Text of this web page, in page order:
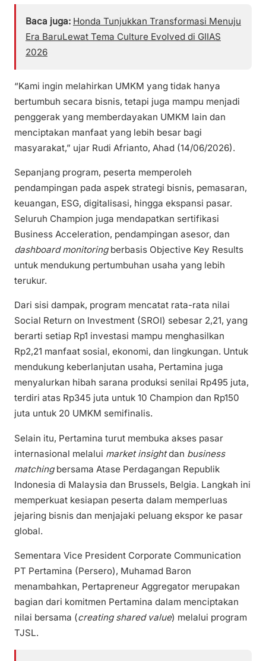
Baca juga: Honda Tunjukkan Transformasi Menuju
Era BaruLewat Tema Culture Evolved di GIIAS
2026
“Kami ingin melahirkan UMKM yang tidak hanya
bertumbuh secara bisnis, tetapi juga mampu menjadi
penggerak yang memberdayakan UMKM lain dan
menciptakan manfaat yang lebih besar bagi
masyarakat,” ujar Rudi Afrianto, Ahad (14/06/2026).
Sepanjang program, peserta memperoleh
pendampingan pada aspek strategi bisnis, pemasaran,
keuangan, ESG, digitalisasi, hingga ekspansi pasar.
Seluruh Champion juga mendapatkan sertifikasi
Business Acceleration, pendampingan asesor, dan
dashboard monitoringberbasis Objective Key Results
untuk mendukung pertumbuhan usaha yang lebih
terukur.
Dari sisi dampak, program mencatat rata-rata nilai
Social Return on Investment (SROI) sebesar 2,21, yang
berarti setiap Rp1 investasi mampu menghasilkan
Rp2,21 manfaat sosial, ekonomi, dan lingkungan. Untuk
mendukung keberlanjutan usaha, Pertamina juga
menyalurkan hibah sarana produksi senilai Rp495 juta,
terdiri atas Rp345 juta untuk 10 Champion dan Rp150
juta untuk 20 UMKM semifinalis.
Selain itu, Pertamina turut membuka akses pasar
internasional melalui market insightdan business
matching bersama Atase Perdagangan Republik
Indonesia di Malaysia dan Brussels, Belgia. Langkah ini
memperkuat kesiapan peserta dalam memperluas
jejaring bisnis dan menjajaki peluang ekspor ke pasar
global.
Sementara Vice President Corporate Communication
PT Pertamina (Persero), Muhamad Baron
menambahkan, Pertapreneur Aggregator merupakan
bagian dari komitmen Pertamina dalam menciptakan
nilai bersama (creating shared value) melalui program
TJSL.